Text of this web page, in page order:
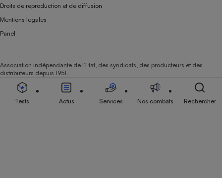
Droits de reproduction et de diffusion
Mentions légales
Panel
Association indépendante de l’État, des syndicats, des producteurs et des
distributeurs depuis 1951.
Tests Actus Services Nos combats Rechercher